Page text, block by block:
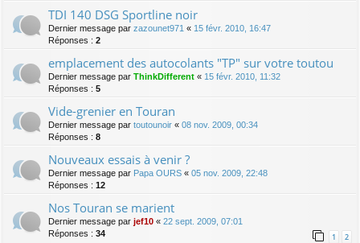
TDI 140 DSG Sportline noir
Dernier message par zazounet971 « 15 févr. 2010, 16:47
Réponses : 2
emplacement des autocolants "TP" sur votre toutou
Dernier message par ThinkDifferent « 15 févr. 2010, 11:32
Réponses : 5
Vide-grenier en Touran
Dernier message par toutounoir « 08 nov. 2009, 00:34
Réponses : 8
Nouveaux essais à venir ?
Dernier message par Papa OURS « 05 nov. 2009, 22:48
Réponses : 12
Nos Touran se marient
Dernier message par jef10 « 22 sept. 2009, 07:01
Réponses : 34 1 2